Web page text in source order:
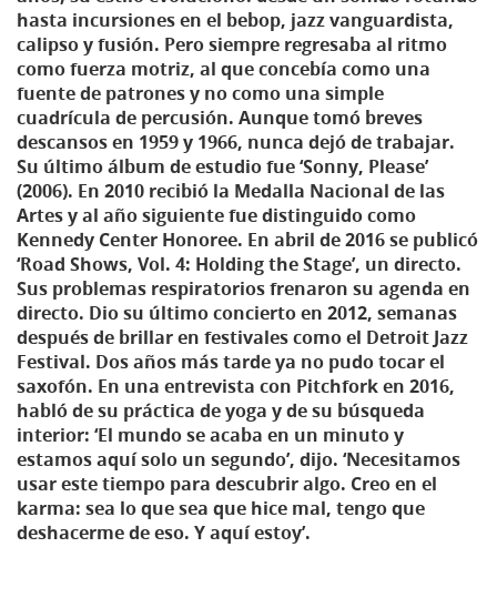
hasta incursiones en el bebop, jazz vanguardista,
calipso y fusión. Pero siempre regresaba al ritmo
como fuerza motriz, al que concebía como una
fuente de patrones y no como una simple
cuadrícula de percusión. Aunque tomó breves
descansos en 1959 y 1966, nunca dejó de trabajar.
Su último álbum de estudio fue ‘Sonny, Please’
(2006). En 2010 recibió la Medalla Nacional de las
Artes y al año siguiente fue distinguido como
Kennedy Center Honoree. En abril de 2016 se publicó
‘Road Shows, Vol. 4: Holding the Stage’, un directo.
Sus problemas respiratorios frenaron su agenda en
directo. Dio su último concierto en 2012, semanas
después de brillar en festivales como el Detroit Jazz
Festival. Dos años más tarde ya no pudo tocar el
saxofón. En una entrevista con Pitchfork en 2016,
habló de su práctica de yoga y de su búsqueda
interior: ‘El mundo se acaba en un minuto y
estamos aquí solo un segundo’, dijo. ‘Necesitamos
usar este tiempo para descubrir algo. Creo en el
karma: sea lo que sea que hice mal, tengo que
deshacerme de eso. Y aquí estoy’.